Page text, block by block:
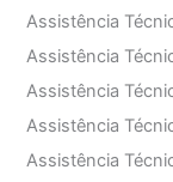
Assistência
Assistência
Assistência
Assistência
Assistência